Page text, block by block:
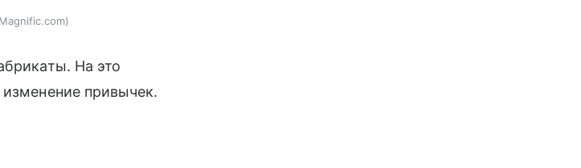
Magnific.com
На это
привычек.